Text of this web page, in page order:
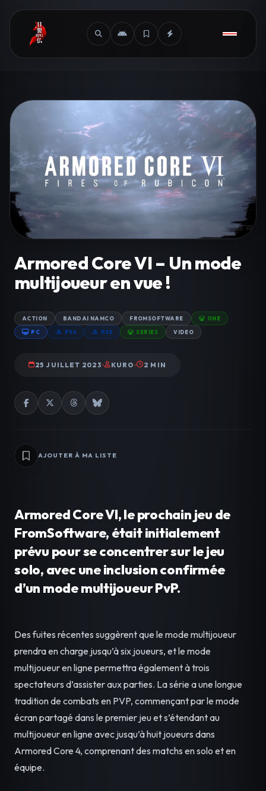
Armored Core VI – Un mode
multijoueur en vue !
ACTION BANDAI NAMCO FROMSOFTWARE ONE
PC PS4 PS5 SERIES VIDEO
25 JUILLET 2023 KURO 2 MIN
AJOUTER À MA LISTE
Armored Core VI, le prochain jeu de
FromSoftware, était initialement
prévu pour se concentrer sur le jeu
solo, avec une inclusion confirmée
d’un mode multijoueur PvP.
Des fuites récentes suggèrent que le mode multijoueur
prendra en charge jusqu’à six joueurs, et le mode
multijoueur en ligne permettra également à trois
spectateurs d’assister aux parties. La série a une longue
tradition de combats en PVP, commençant par le mode
écran partagé dans le premier jeu et s’étendant au
multijoueur en ligne avec jusqu’à huit joueurs dans
Armored Core 4, comprenant des matchs en solo et en
équipe.